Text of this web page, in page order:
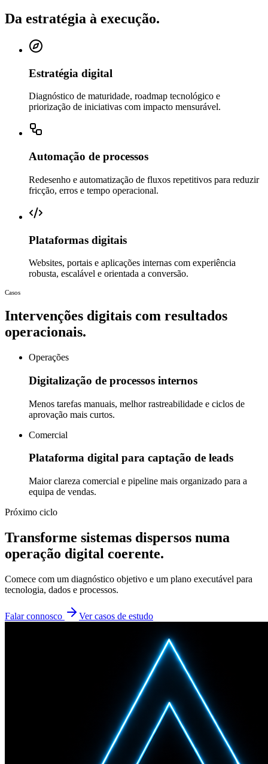
Da estratégia à execução.
Estratégia digital
Diagnóstico de maturidade, roadmap tecnológico e
priorização de iniciativas com impacto mensurável.
Automação de processos
Redesenho e automatização de fluxos repetitivos para reduzir
fricção, erros e tempo operacional.
Plataformas digitais
Websites, portais e aplicações internas com experiência
robusta, escalável e orientada a conversão.
Casos
Intervenções digitais com resultados
operacionais.
Operações
Digitalização de processos internos
Menos tarefas manuais, melhor rastreabilidade e ciclos de
aprovação mais curtos.
Comercial
Plataforma digital para captação de leads
Maior clareza comercial e pipeline mais organizado para a
equipa de vendas.
Próximo ciclo
Transforme sistemas dispersos numa
operação digital coerente.
Comece com um diagnóstico objetivo e um plano executável para
tecnologia, dados e processos.
Falar connosco Ver casos de estudo